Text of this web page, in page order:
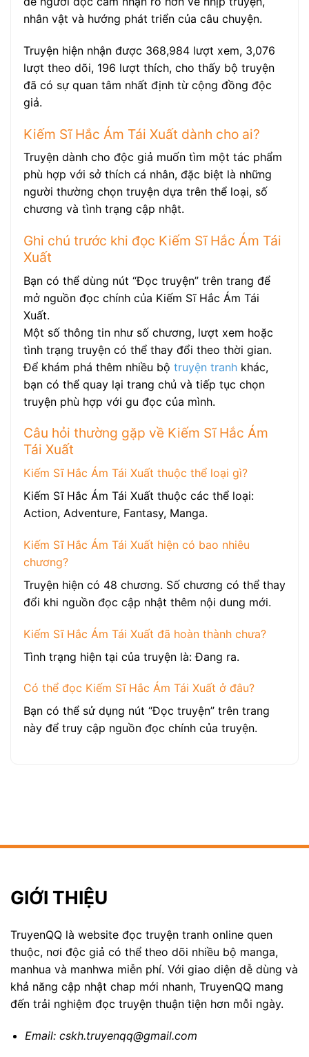
nhân vật và hướng phát triển của câu chuyện.
Truyện hiện nhận được 368,984 lượt xem, 3,076
lượt theo dõi, 196 lượt thích, cho thấy bộ truyện
đã có sự quan tâm nhất định từ cộng đồng độc
giả.
Kiếm Sĩ Hắc Ám Tái Xuất dành cho ai?
Truyện dành cho độc giả muốn tìm một tác phẩm
phù hợp với sở thích cá nhân, đặc biệt là những
người thường chọn truyện dựa trên thể loại, số
chương và tình trạng cập nhật.
Ghi chú trước khi đọc Kiếm Sĩ Hắc Ám Tái
Xuất
Bạn có thể dùng nút “Đọc truyện” trên trang để
mở nguồn đọc chính của Kiếm Sĩ Hắc Ám Tái
Xuất.
Một số thông tin như số chương, lượt xem hoặc
tình trạng truyện có thể thay đổi theo thời gian.
Để khám phá thêm nhiều bộ truyện tranh khác,
bạn có thể quay lại trang chủ và tiếp tục chọn
truyện phù hợp với gu đọc của mình.
Câu hỏi thường gặp về Kiếm Sĩ Hắc Ám
Tái Xuất
Kiếm Sĩ Hắc Ám Tái Xuất thuộc thể loại gì?
Kiếm Sĩ Hắc Ám Tái Xuất thuộc các thể loại:
Action, Adventure, Fantasy, Manga.
Kiếm Sĩ Hắc Ám Tái Xuất hiện có bao nhiêu
chương?
Truyện hiện có 48 chương. Số chương có thể thay
đổi khi nguồn đọc cập nhật thêm nội dung mới.
Kiếm Sĩ Hắc Ám Tái Xuất đã hoàn thành chưa?
Tình trạng hiện tại của truyện là: Đang ra.
Có thể đọc Kiếm Sĩ Hắc Ám Tái Xuất ở đâu?
Bạn có thể sử dụng nút “Đọc truyện” trên trang
này để truy cập nguồn đọc chính của truyện.
GIỚI THIỆU
TruyenQQ là website đọc truyện tranh online quen
thuộc, nơi độc giả có thể theo dõi nhiều bộ manga,
manhua và manhwa miễn phí. Với giao diện dễ dùng và
khả năng cập nhật chap mới nhanh, TruyenQQ mang
đến trải nghiệm đọc truyện thuận tiện hơn mỗi ngày.
Email: cskh.truyenqq@gmail.com